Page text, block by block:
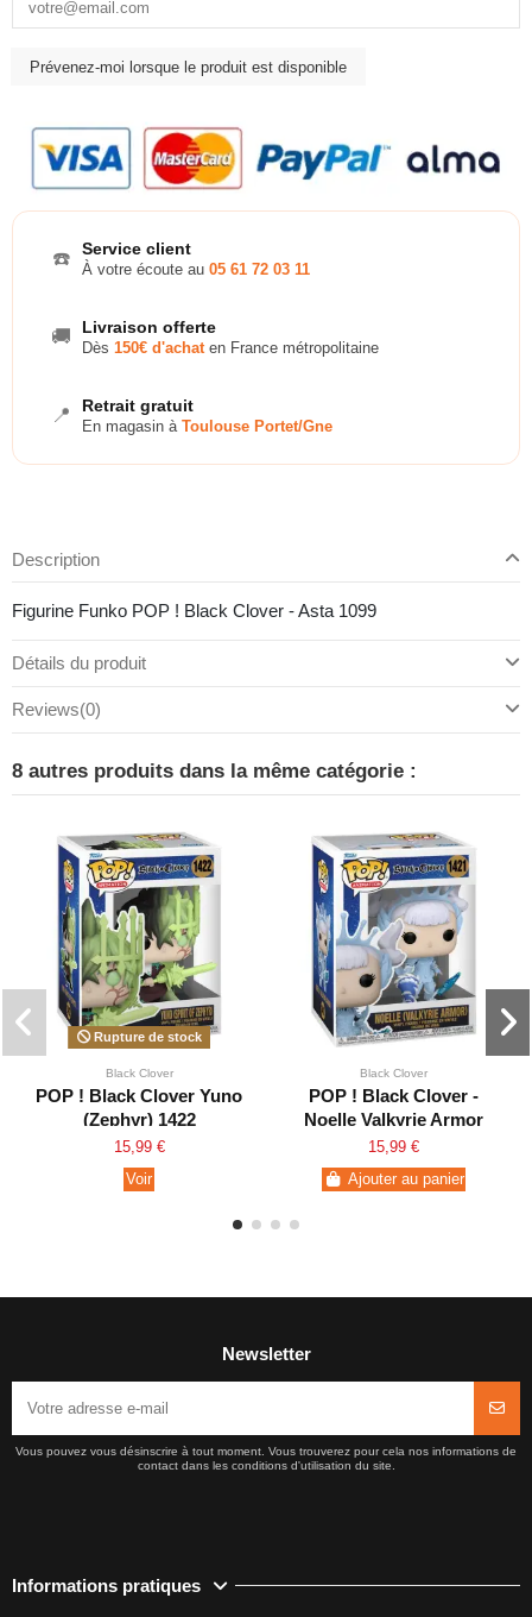
☎️ Service client
À votre écoute au 05 61 72 03 11
🚚 Livraison offerte
Dès 150€ d'achaten France métropolitaine
📍 Retrait gratuit
En magasin à Toulouse Portet/Gne
Description
Figurine Funko POP ! Black Clover - Asta 1099
Détails du produit
Reviews(0)
8 autres produits dans la même catégorie :
Rupture de stock
Black Clover
POP ! Black Clover Yuno
(Zephyr) 1422
15,99 €
Voir
Black Clover
POP ! Black Clover -
Noelle Valkyrie Armor
1421
15,99 €
Ajouter au panier
Newsletter
Vous pouvez vous désinscrire à tout moment. Vous trouverez pour cela nos informations de
contact dans les conditions d'utilisation du site.
Informations pratiques